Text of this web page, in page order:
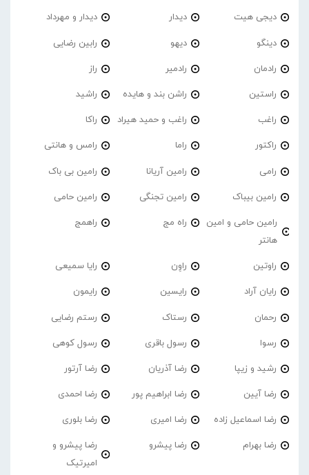
دیجی هیت دیدار دیدار و مهرداد
دینگو دیهو رابین رضایی
رادمان رادمیر راز
راستین راشن بند و هایده راشید
راغب راغب و حمید هیراد راکا
راکتور راما رامس و هانتی
رامی رامین آریانا رامین بی باک
رامین بیباک رامین تجنگی رامین حامی
رامین حامی و امین
هانتر
راه مج راهمج
راوتین راوِن رایا سمیعی
رایان آراد رایسین رایمون
رحمان رستاک رستم رضایی
رسوا رسول باقری رسول کوهی
رشید و زیپا رضا آذریان رضا آرتور
رضا آیین رضا ابراهیم پور رضا احمدی
رضا اسماعیل زاده رضا امیری رضا بلوری
رضا بهرام رضا پیشرو
رضا پیشرو و
امیرتیک